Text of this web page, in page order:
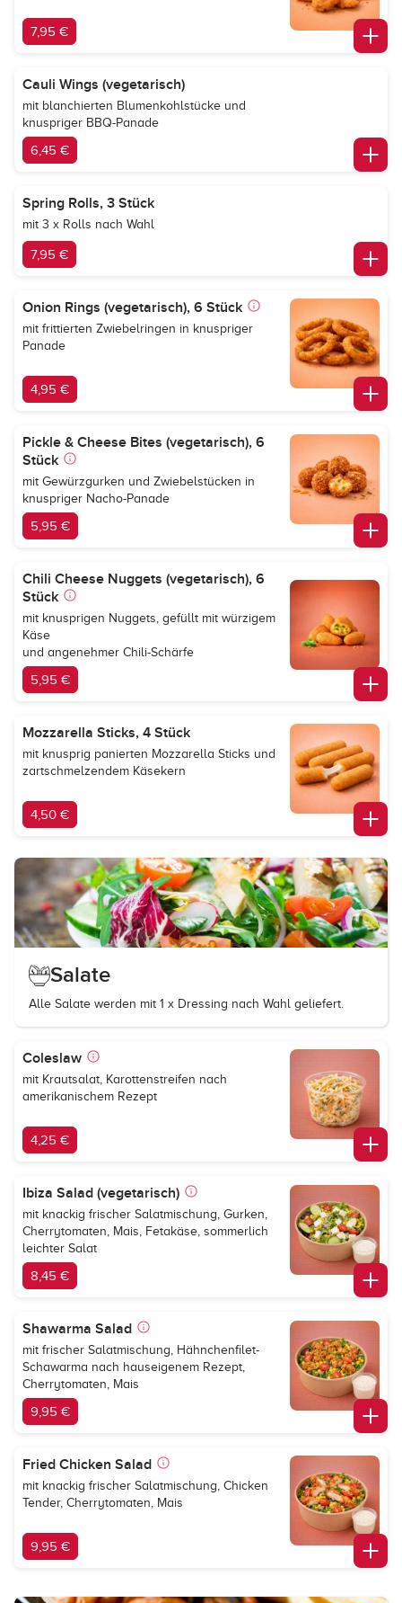
7,95 €
Cauli Wings (vegetarisch)
mit blanchierten Blumenkohlstücke und
knuspriger BBQ-Panade
6,45 €
Spring Rolls, 3 Stück
mit 3 x Rolls nach Wahl
7,95 €
Onion Rings (vegetarisch), 6 Stück
mit frittierten Zwiebelringen in knuspriger
Panade
4,95 €
Pickle & Cheese Bites (vegetarisch), 6
Stück
mit Gewürzgurken und Zwiebelstücken in
knuspriger Nacho-Panade
5,95 €
Chili Cheese Nuggets (vegetarisch), 6
Stück
mit knusprigen Nuggets, gefüllt mit würzigem
Käse
und angenehmer Chili-Schärfe
5,95 €
Mozzarella Sticks, 4 Stück
mit knusprig panierten Mozzarella Sticks und
zartschmelzendem Käsekern
4,50 €
Salate
Alle Salate werden mit 1 x Dressing nach Wahl geliefert.
Coleslaw
mit Krautsalat, Karottenstreifen nach
amerikanischem Rezept
4,25 €
Ibiza Salad (vegetarisch)
mit knackig frischer Salatmischung, Gurken,
Cherrytomaten, Mais, Fetakäse, sommerlich
leichter Salat
8,45 €
Shawarma Salad
mit frischer Salatmischung, Hähnchenfilet-
Schawarma nach hauseigenem Rezept,
Cherrytomaten, Mais
9,95 €
Fried Chicken Salad
mit knackig frischer Salatmischung, Chicken
Tender, Cherrytomaten, Mais
9,95 €